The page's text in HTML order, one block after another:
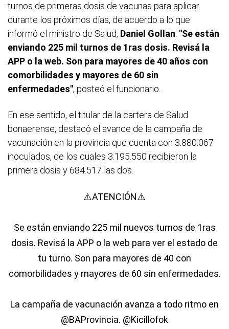
turnos de primeras dosis de vacunas para aplicar
durante los próximos días, de acuerdo a lo que
informó el ministro de Salud, Daniel Gollan "Se están
enviando 225 mil turnos de 1ras dosis. Revisá la
APP o la web. Son para mayores de 40 años con
comorbilidades y mayores de 60 sin
enfermedades", posteó el funcionario.
En ese sentido, el titular de la cartera de Salud
bonaerense, destacó el avance de la campaña de
vacunación en la provincia que cuenta con 3.880.067
inoculados, de los cuales 3.195.550 recibieron la
primera dosis y 684.517 las dos.
⚠️ATENCIÓN⚠️
Se están enviando 225 mil nuevos turnos de 1ras
dosis. Revisá la APP o la web para ver el estado de
tu turno. Son para mayores de 40 con
comorbilidades y mayores de 60 sin enfermedades.
La campaña de vacunación avanza a todo ritmo en
@BAProvincia. @Kicillofok